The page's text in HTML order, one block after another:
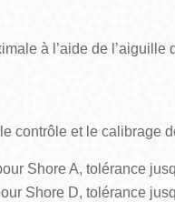
à l’aide de l’aiguille
contrôle et le calibrage
Shore A, tolérance
Shore D, tolérance